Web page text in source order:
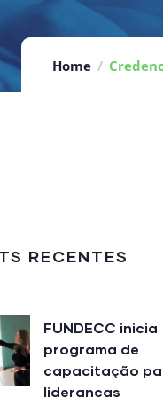
Home
RECENTES
FUNDECC inicia
programa de
capacitação
lideranças